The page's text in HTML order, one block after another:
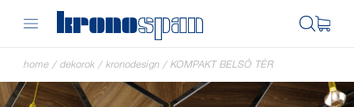
home / dekorok / kronodesign / KOMPAKT BELSŐ TÉR